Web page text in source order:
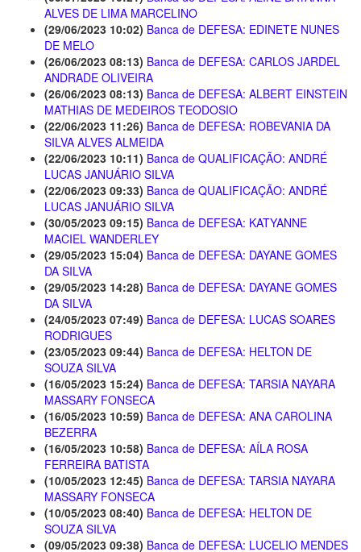
ALVES DE LIMA MARCELINO
(29/06/2023 10:02) Banca de DEFESA: EDINETE NUNES
DE MELO
(26/06/2023 08:13) Banca de DEFESA: CARLOS JARDEL
ANDRADE OLIVEIRA
(26/06/2023 08:13) Banca de DEFESA: ALBERT EINSTEIN
MATHIAS DE MEDEIROS TEODOSIO
(22/06/2023 11:26) Banca de DEFESA: ROBEVANIA DA
SILVA ALVES ALMEIDA
(22/06/2023 10:11) Banca de QUALIFICAÇÃO: ANDRÉ
LUCAS JANUÁRIO SILVA
(22/06/2023 09:33) Banca de QUALIFICAÇÃO: ANDRÉ
LUCAS JANUÁRIO SILVA
(30/05/2023 09:15) Banca de DEFESA: KATYANNE
MACIEL WANDERLEY
(29/05/2023 15:04) Banca de DEFESA: DAYANE GOMES
DA SILVA
(29/05/2023 14:28) Banca de DEFESA: DAYANE GOMES
DA SILVA
(24/05/2023 07:49) Banca de DEFESA: LUCAS SOARES
RODRIGUES
(23/05/2023 09:44) Banca de DEFESA: HELTON DE
SOUZA SILVA
(16/05/2023 15:24) Banca de DEFESA: TARSIA NAYARA
MASSARY FONSECA
(16/05/2023 10:59) Banca de DEFESA: ANA CAROLINA
BEZERRA
(16/05/2023 10:58) Banca de DEFESA: AÍLA ROSA
FERREIRA BATISTA
(10/05/2023 12:45) Banca de DEFESA: TARSIA NAYARA
MASSARY FONSECA
(10/05/2023 08:40) Banca de DEFESA: HELTON DE
SOUZA SILVA
(09/05/2023 09:38) Banca de DEFESA: LUCELIO MENDES